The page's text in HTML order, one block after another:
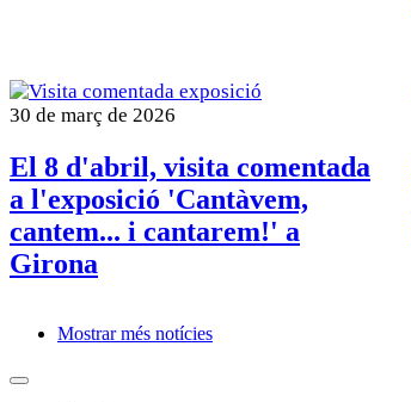
30 de març de 2026
El 8 d'abril, visita comentada
a l'exposició 'Cantàvem,
cantem... i cantarem!' a
Girona
Mostrar més notícies